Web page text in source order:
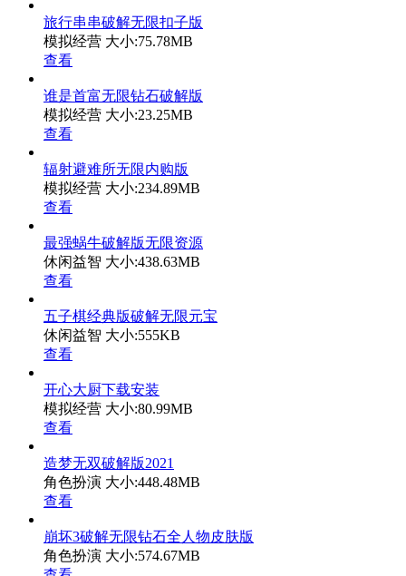
旅行串串破解无限扣子版
模拟经营 大小:75.78MB
查看
谁是首富无限钻石破解版
模拟经营 大小:23.25MB
查看
辐射避难所无限内购版
模拟经营 大小:234.89MB
查看
最强蜗牛破解版无限资源
休闲益智 大小:438.63MB
查看
五子棋经典版破解无限元宝
休闲益智 大小:555KB
查看
开心大厨下载安装
模拟经营 大小:80.99MB
查看
造梦无双破解版2021
角色扮演 大小:448.48MB
查看
崩坏3破解无限钻石全人物皮肤版
角色扮演 大小:574.67MB